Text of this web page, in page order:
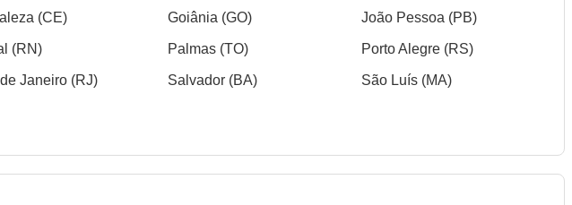
(CE) Goiânia (GO) João Pessoa (PB)
(RN) Palmas (TO) Porto Alegre (RS)
Janeiro (RJ) Salvador (BA) São Luís (MA)